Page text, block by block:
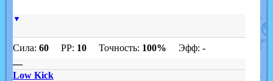
▼
Сила: 60PP: 10Точность: 100% Эфф: -
—
Low Kick